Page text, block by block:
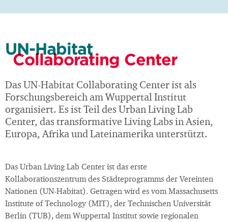
UN-Habitat
Collaborating Center
Das UN-Habitat Collaborating Center ist als
Forschungsbereich am Wuppertal Institut
organisiert. Es ist Teil des Urban Living Lab
Center, das transformative Living Labs in Asien,
Europa, Afrika und Lateinamerika unterstützt.
Das Urban Living Lab Center ist das erste
Kollaborationszentrum des Städteprogramms der Vereinten
Nationen (UN-Habitat). Getragen wird es vom Massachusetts
Institute of Technology (MIT), der Technischen Universität
Berlin (TUB), dem Wuppertal Institut sowie regionalen